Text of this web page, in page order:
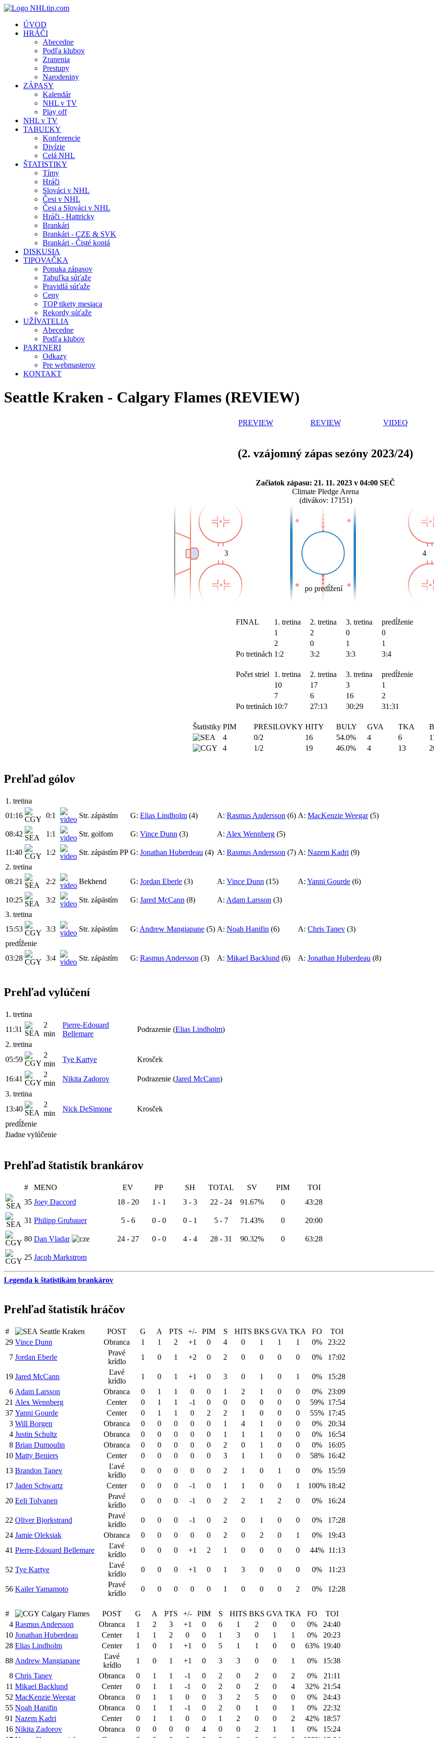
ÚVOD
HRÁČI
Abecedne
Podľa klubov
Zranenia
Prestupy
Narodeniny
ZÁPASY
Kalendár
NHL v TV
Play off
NHL v TV
TABUĽKY
Konferencie
Divízie
Celá NHL
ŠTATISTIKY
Tímy
Hráči
Slováci v NHL
Česi v NHL
Česi a Slováci v NHL
Hráči - Hattricky
Brankári
Brankári - CZE & SVK
Brankári - Čisté kontá
DISKUSIA
TIPOVAČKA
Ponuka zápasov
Tabuľka súťaže
Pravidlá súťaže
Ceny
TOP tikety mesiaca
Rekordy súťaže
UŽÍVATELIA
Abecedne
Podľa klubov
PARTNERI
Odkazy
Pre webmasterov
KONTAKT
Seattle Kraken - Calgary Flames (REVIEW)
PREVIEW REVIEW VIDEO
(2. vzájomný zápas sezóny 2023/24)
Začiatok zápasu: 21. 11. 2023 v 04:00 SEČ
Climate Pledge Arena
(divákov: 17151)
3
po predĺžení
4
FINAL 1. tretina 2. tretina 3. tretina
predĺženie
1
2 0
0
2
0 1
1
Po tretinách 1:2 3:2 3:3 3:4
Počet striel 1. tretina 2. tretina 3. tretina
predĺženie
10
17 3
1
7
6 16
2
Po tretinách 10:7 27:13 30:29 31:31
Štatistiky PIM PRESILOVKY HITY BULY GVA TKA
4
0/2 16 54.0% 4 6
4
1/2 19 46.0% 4 13
Prehľad gólov
1. tretina
01:16
0:1 Str. zápästím G: Elias Lindholm (4) A: Rasmus Andersson (6) A: MacKenzie Weegar(5)
08:42 1:1 Str. golfom G: Vince Dunn (3) A: Alex Wennberg (5)
11:40 1:2 Str. zápästím PP G: Jonathan Huberdeau (4) A: Rasmus Andersson (7) A: Nazem Kadri (9)
2. tretina
08:21
2:2 Bekhend G: Jordan Eberle (3) A: Vince Dunn (15) A: Yanni Gourde (6)
10:25 3:2 Str. zápästím G: Jared McCann (8) A: Adam Larsson (3)
3. tretina
15:53
3:3 Str. zápästím G: Andrew Mangiapane (5) A: Noah Hanifin (6) A: Chris Tanev (3)
predĺženie
03:28
3:4 Str. zápästím G: Rasmus Andersson (3) A: Mikael Backlund (6) A: Jonathan Huberdeau (8)
Prehľad vylúčení
1. tretina
11:31
2
min
Pierre-Edouard
Bellemare
Podrazenie (Elias Lindholm)
2. tretina
05:59
2
min
Tye Kartye Krosček
16:41
2
min
Nikita Zadorov Podrazenie (Jared McCann)
3. tretina
13:40
2
min
Nick DeSimone
Krosček
predĺženie
žiadne vylúčenie
Prehľad štatistík brankárov
# MENO EV PP SH TOTAL SV PIM
TOI
35 Joey Daccord 18 - 20 1 - 1 3 - 3 22 - 24 91.67% 0 43:28
31 Philipp Grubauer 5 - 6 0 - 0 0 - 1 5 - 7 71.43% 0 20:00
80 Dan Vladar 24 - 27 0 - 0 4 - 4 28 - 31 90.32% 0 63:28
25 Jacob Markstrom
Legenda k štatistikám brankárov
Prehľad štatistík hráčov
# Seattle Kraken POST G A PTS +/- PIM S HITS BKS GVA TKA FO
TOI
29 Vince Dunn Obranca 1 1 2 +1 0 4 0 1 1 1 0%
23:22
7 Jordan Eberle
Pravé
krídlo
1 0 1 +2 0 2 0 0 0 0 0% 17:02
19 Jared McCann
Ľavé
krídlo
1 0 1 +1 0 3 0 1 0 1 0%
15:28
6 Adam Larsson Obranca 0 1 1 0 0 1 2 1 0 0 0%
23:09
21 Alex Wennberg Center 0 1 1 -1 0 0 0 0 0 0 59% 17:54
37 Yanni Gourde Center 0 1 1 0 2 2 1 0 0 0 55% 17:45
3 Will Borgen Obranca 0 0 0 0 0 1 4 1 0 0 0%
20:34
4 Justin Schultz Obranca 0 0 0 0 0 1 1 1 0 0 0%
16:54
8 Brian Dumoulin Obranca 0 0 0 0 0 2 0 1 0 0 0%
16:05
10 Matty Beniers Center 0 0 0 0 0 3 1 1 0 0 58% 16:42
13 Brandon Tanev
Ľavé
krídlo
0 0 0 0 0 2 1 0 1 0 0%
15:59
17 Jaden Schwartz Center 0 0 0 -1 0 1 1 0 0 1 100% 18:42
20 Eeli Tolvanen
Pravé
krídlo
0 0 0 -1 0 2 2 1 2 0 0% 16:24
22 Oliver Bjorkstrand
Pravé
krídlo
0 0 0 -1 0 2 0 1 0 0 0%
17:28
24 Jamie Oleksiak Obranca 0 0 0 0 0 2 0 2 0 1 0%
19:43
41 Pierre-Edouard Bellemare
Ľavé
krídlo
0 0 0 +1 2 1 0 0 0 0 44% 11:13
52 Tye Kartye
Ľavé
krídlo
0 0 0 +1 0 1 3 0 0 0 0% 11:23
56 Kailer Yamamoto
Pravé
krídlo
0 0 0 0 0 1 0 0 0 2 0% 12:28
# Calgary Flames POST G A PTS +/- PIM S HITS BKS GVA TKA FO
TOI
4 Rasmus Andersson Obranca 1 2 3 +1 0 6 1 2 0 0 0%
24:40
10 Jonathan Huberdeau Center 1 1 2 0 0 1 3 0 1 1 0%
20:23
28 Elias Lindholm Center 1 0 1 +1 0 5 1 1 0 0 63% 19:40
88 Andrew Mangiapane
Ľavé
krídlo
1 0 1 +1 0 3 3 0 0 1 0%
15:38
8 Chris Tanev Obranca 0 1 1 -1 0 2 0 2 0 2 0%
21:11
11 Mikael Backlund Center 0 1 1 -1 0 2 0 2 0 4 32% 21:54
52 MacKenzie Weegar Obranca 0 1 1 0 0 3 2 5 0 0 0%
24:43
55 Noah Hanifin Obranca 0 1 1 -1 0 2 0 1 0 1 0%
22:32
91 Nazem Kadri Center 0 1 1 0 0 1 2 0 0 2 42% 18:57
16 Nikita Zadorov Obranca 0 0 0 0 4 0 0 2 1 1 0%
15:24